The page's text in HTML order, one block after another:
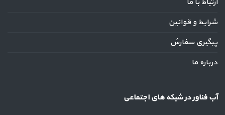
شرایط و قوانین
پیگیری سفارش
درباره ما
آب فناور در شبکه های اجتماعی